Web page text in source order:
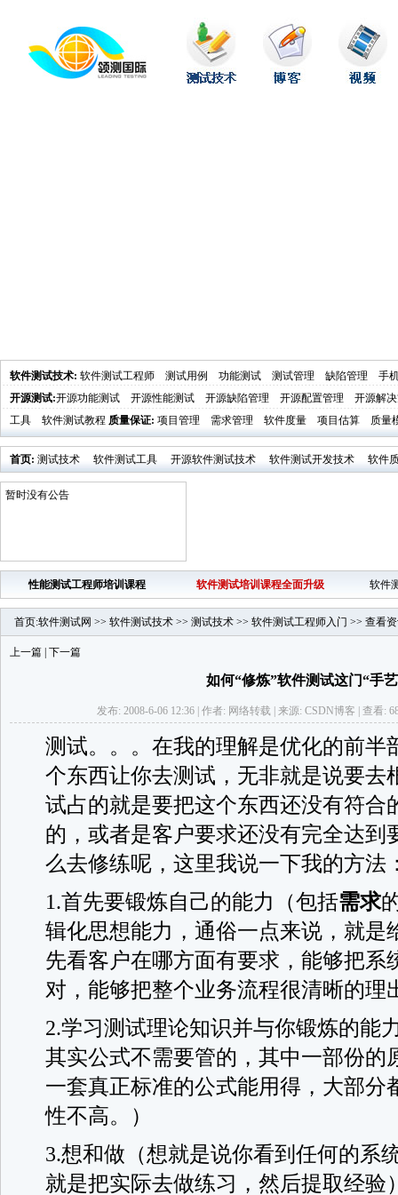
软件测试技术: 软件测试工程师 测试用例 功能测试 测试管理 缺陷管理
手
开源测试:开源功能测试 开源性能测试 开源缺陷管理 开源配置管理
开源解
工具
软件测试教程 质量保证: 项目管理 需求管理 软件度量 项目估算 质量
首页: 测试技术 软件测试工具 开源软件测试技术 软件测试开发技术
软件
业界新闻
软件测试时代活动发布
暂时没有公告
性能测试工程师培训课程 软件测试培训课程全面升级 软件
首页:软件测试网 >> 软件测试技术 >> 测试技术 >> 软件测试工程师入门 >> 查看
上一篇 下一篇
如何“修炼”软件测试这门“手
发布: 2008-6-06 12:36 | 作者: 网络转载 | 来源: CSDN博客 | 查看:
测试。。。在我的理解是优化的前半
个东西让你去测试，无非就是说要去
试占的就是要把这个东西还没有符合
的，或者是客户要求还没有完全达到
么去修练呢，这里我说一下我的方法
1.首先要锻炼自己的能力（包括需求
辑化思想能力，通俗一点来说，就是
先看客户在哪方面有要求，能够把系
对，能够把整个业务流程很清晰的理
2.学习测试理论知识并与你锻炼的能
其实公式不需要管的，其中一部份的
一套真正标准的公式能用得，大部分
性不高。）
3.想和做（想就是说你看到任何的系
就是把实际去做练习，然后提取经验